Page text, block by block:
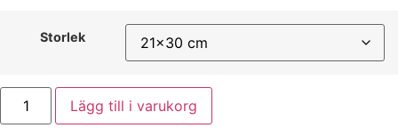
Storlek
Lägg till i varukorg